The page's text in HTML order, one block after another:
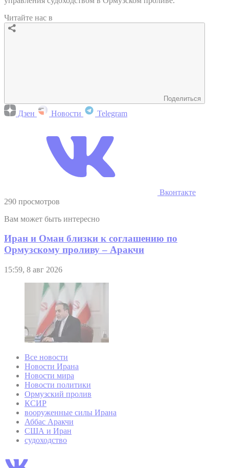
Читайте нас в
Поделиться
Дзен Новости Telegram
Вконтакте
290 просмотров
Вам может быть интересно
Иран и Оман близки к соглашению по
Ормузскому проливу – Аракчи
15:59, 8 авг 2026
Все новости
Новости Ирана
Новости мира
Новости политики
Ормузский пролив
КСИР
вооруженные силы Ирана
Аббас Аракчи
США и Иран
судоходство